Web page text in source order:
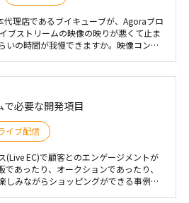
理店であるブイキューブが、Agoraブロ
ブストリームの映像の映りが悪くて止ま
いの時間が我慢できますか。映像コンテ
リアルタイムの映像配信サービスをユー
の手段が取れそうですか。本記事では
スペリエンスの最適化の方法について
で必要な開発項目
イブ配信
(Live EC)で顧客とのエンゲージメントが
あったり、オークションであったり、
しみながらショッピングができる事例も